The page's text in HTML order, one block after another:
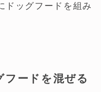
ドッグフードを組み
フードを混ぜる